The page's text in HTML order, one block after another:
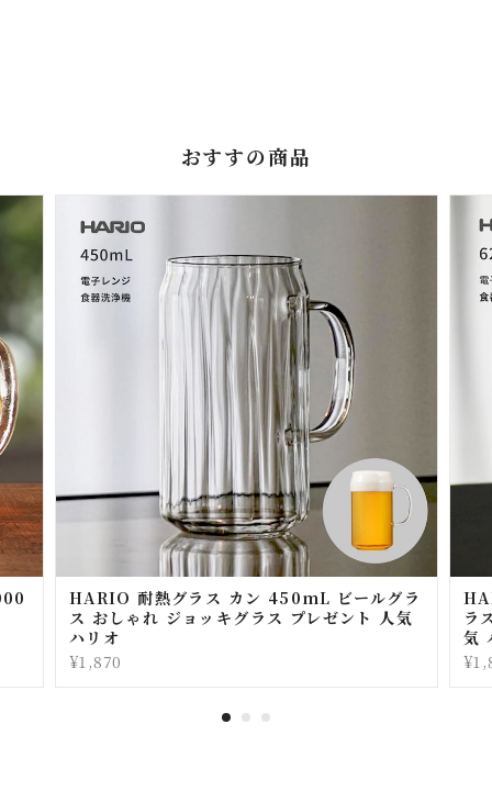
おすすの商品
HARIO 耐熱グラス カン 450mL ビールグラ
ス おしゃれ ジョッキグラス プレゼント 人気
ハリオ
¥1,870
ラ
気